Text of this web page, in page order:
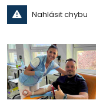
Nahlásit chybu